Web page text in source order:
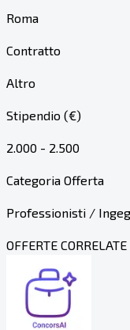
Roma
Contratto
Altro
Stipendio (€)
2.000 - 2.500
Categoria Offerta
Professionisti /
OFFERTE CORRELATE